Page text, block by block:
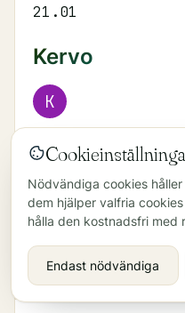
21.01
Kervo
K
Helsingfors
P
Nödvändiga cookies
dem hjälper valfria
hålla den kostnadsfri med
Endast nödvändiga